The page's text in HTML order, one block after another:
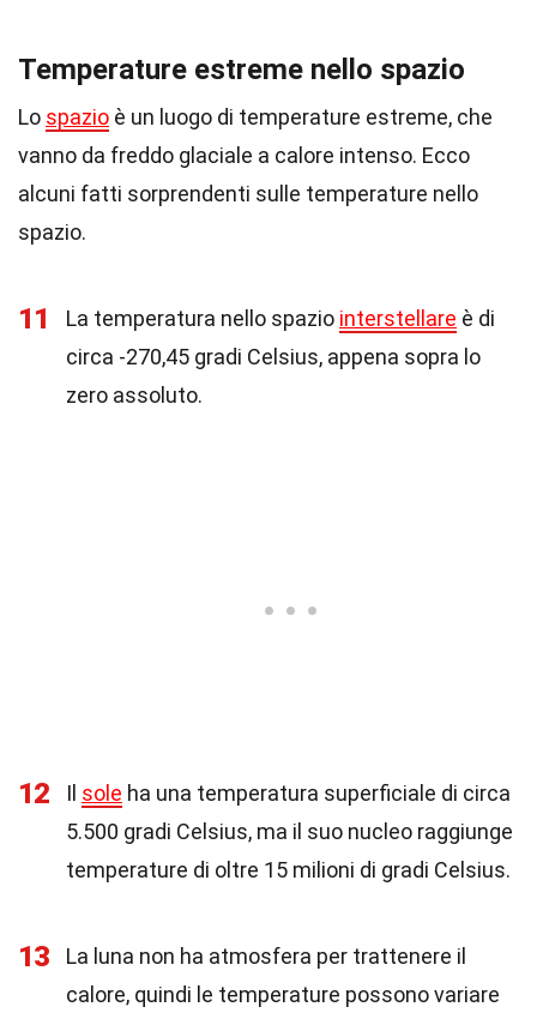
Temperature estreme nello spazio
Lo spazio è un luogo di temperature estreme, che
vanno da freddo glaciale a calore intenso. Ecco
alcuni fatti sorprendenti sulle temperature nello
spazio.
11 La temperatura nello spazio interstellare è di
circa -270,45 gradi Celsius, appena sopra lo
zero assoluto.
12 Il sole ha una temperatura superficiale di circa
5.500 gradi Celsius, ma il suo nucleo raggiunge
temperature di oltre 15 milioni di gradi Celsius.
13
La luna non ha atmosfera per trattenere il
calore, quindi le temperature possono variare